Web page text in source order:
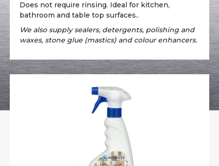
Does not require rinsing. Ideal for kitchen,
bathroom and table top surfaces..
We also supply sealers, detergents, polishing and
waxes, stone glue (mastics) and colour enhancers.